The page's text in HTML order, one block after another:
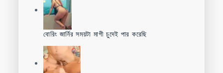
বোরিং জার্নির সময়টা মাগী চুদেই পার করেছি